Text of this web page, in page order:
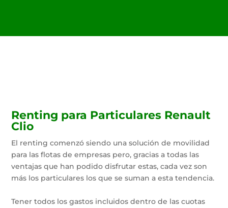
Renting para Particulares Renault
Clio
El renting comenzó siendo una solución de movilidad
para las flotas de empresas pero, gracias a todas las
ventajas que han podido disfrutar estas, cada vez son
más los particulares los que se suman a esta tendencia.
Tener todos los gastos incluidos dentro de las cuotas